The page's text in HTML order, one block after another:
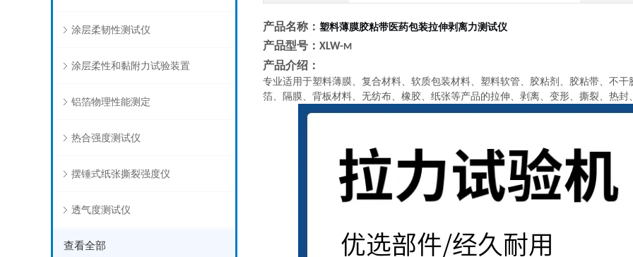
涂层柔韧性测试仪
涂层柔性和黏附力试验装置
铝箔物理性能测定
热合强度测试仪
摆锤式纸张撕裂强度仪
透气度测试仪
查看全部
产品名称： 塑料薄膜胶粘带医药包装拉伸剥离力测试仪
产品型号： XLW-M
产品介绍：
专业适用于塑料薄膜、复合材料、软质包装材料、塑料软管、胶粘剂、胶粘带、不
箔、隔膜、背板材料、无纺布、橡胶、纸张等产品的拉伸、剥离、变形、撕裂、热